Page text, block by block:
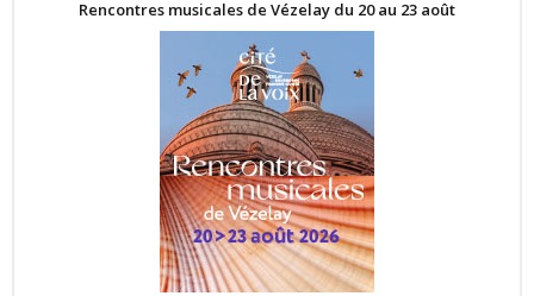
Rencontres musicales de Vézelay du 20 au 23 août